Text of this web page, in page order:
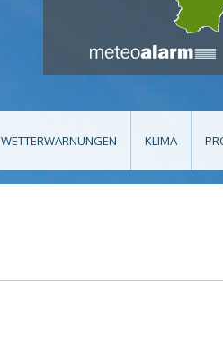
WETTERWARNUNGEN KLIMA